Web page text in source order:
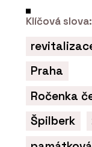
Klíčová slova:
Praha
Ročenka
Špilberk